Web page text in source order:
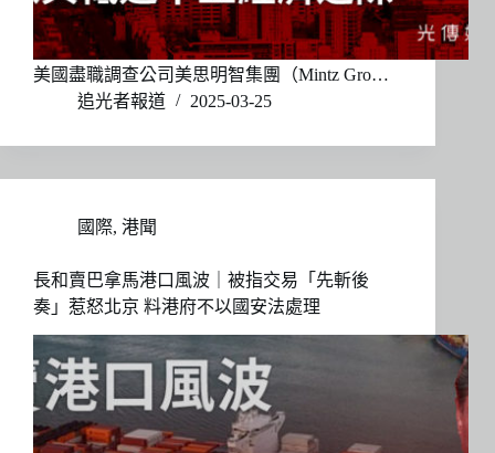
美國盡職調查公司美思明智集團（Mintz Gro…
追光者報道
2025-03-25
國際, 港聞
長和賣巴拿馬港口風波｜被指交易「先斬後
奏」惹怒北京 料港府不以國安法處理